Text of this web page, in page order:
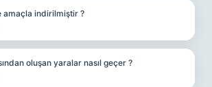
amaçla indirilmiştir ?
oluşan yaralar nasıl geçer ?